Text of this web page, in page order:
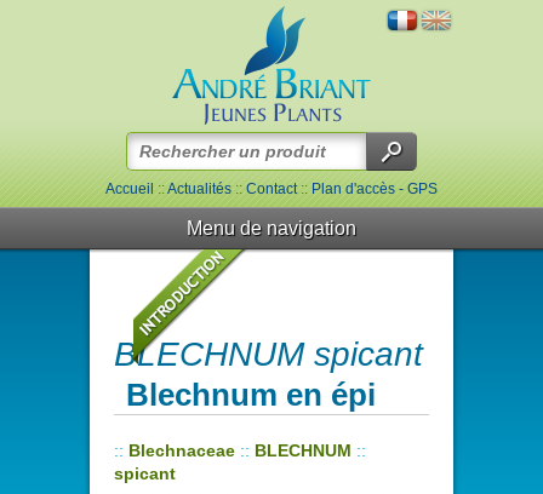
Accueil::Actualités::Contact::Plan d'accès - GPS
Menu de navigation
BLECHNUM spicant
Blechnum en épi
:: Blechnaceae :: BLECHNUM ::
spicant